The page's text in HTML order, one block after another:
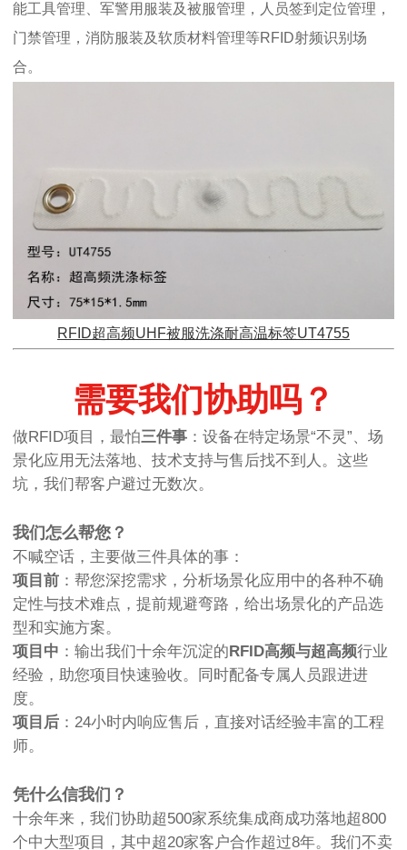
能工具管理、军警用服装及被服管理，人员签到定位管理，
门禁管理，消防服装及软质材料管理等RFID射频识别场
合。
RFID超高频UHF被服洗涤耐高温标签UT4755
需要我们协助吗？
做RFID项目，最怕三件事 ：设备在特定场景“不灵”、场
景化应用无法落地、技术支持与售后找不到人。这些
坑，我们帮客户避过无数次。
我们怎么帮您？
不喊空话，主要做三件具体的事：
项目前 ：帮您深挖需求，分析场景化应用中的各种不确
定性与技术难点，提前规避弯路，给出场景化的产品选
型和实施方案。
项目中 ：输出我们十余年沉淀的RFID高频与超高频行业
经验，助您项目快速验收。同时配备专属人员跟进进
度。
项目后 ：24小时内响应售后，直接对话经验丰富的工程
师。
凭什么信我们？
十余年来，我们协助超500家系统集成商成功落地超800
个中大型项目，其中超20家客户合作超过8年。我们不卖